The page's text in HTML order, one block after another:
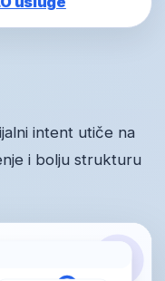
intent utiče na
i bolju strukturu